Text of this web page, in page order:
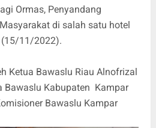
Ormas, Penyandang
di salah satu hotel
(15/11/2022).
Ketua Bawaslu Riau Alnofrizal
Bawaslu Kabupaten Kampar
Bawaslu Kampar